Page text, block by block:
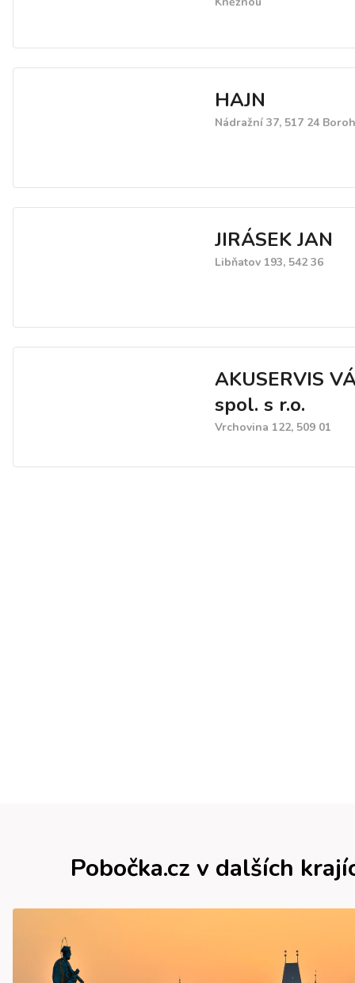
HAJN
Nádražní 37, 517 24
JIRÁSEK JAN
Libňatov 193, 542 36
AKUSERVIS
spol. s r.o.
Vrchovina 122, 509 01
Pobočka.cz v dalších